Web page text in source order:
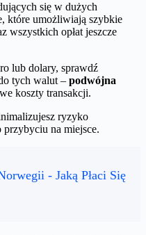
się w dużych
które umożliwiają szybkie
wszystkich opłat jeszcze
lub dolary, sprawdź
tych walut – podwójna
koszty transakcji.
ryzyko
na miejsce.
- Jaką Płaci Się